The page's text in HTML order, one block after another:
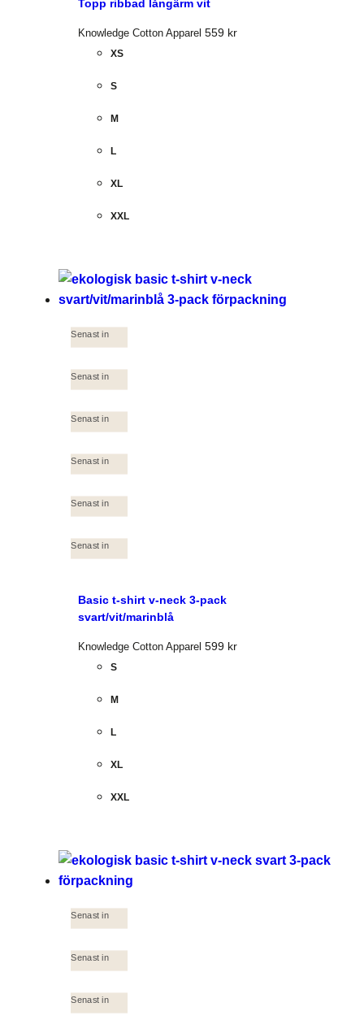
Topp ribbad långärm vit
Knowledge Cotton Apparel 559 kr
XS
S
M
L
XL
XXL
Senast in
Senast in
Senast in
Senast in
Senast in
Senast in
Basic t-shirt v-neck 3-pack
svart/vit/marinblå
Knowledge Cotton Apparel 599 kr
S
M
L
XL
XXL
Senast in
Senast in
Senast in